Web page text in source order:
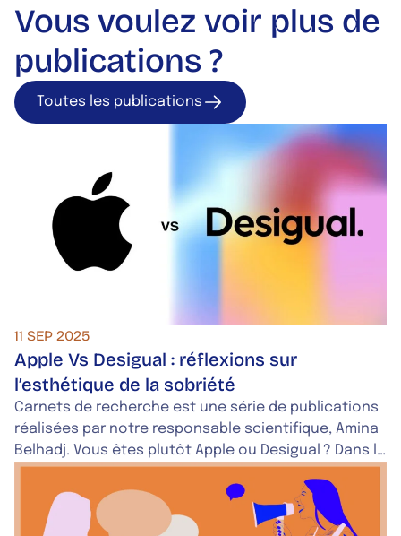
Vous voulez voir plus de
publications ?
Toutes les publications
11 SEP 2025
Apple Vs Desigual : réflexions sur
l’esthétique de la sobriété
Carnets de recherche est une série de publications
réalisées par notre responsable scientifique, Amina
Belhadj. Vous êtes plutôt Apple ou Desigual ? Dans le
cadre de notre réflexion sur l’esthétique de la
sobriété, je me suis intéressée aux liens entre
esthétique et cadre professionnel. Et j’ai trouvé